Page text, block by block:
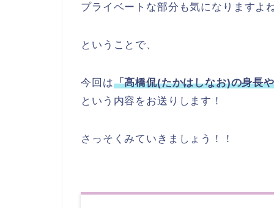
プライベートな部分も気になりますよ
ということで、
今回は「高橋侃(たかはしなお)の身長
という内容をお送りします！
さっそくみていきましょう！！